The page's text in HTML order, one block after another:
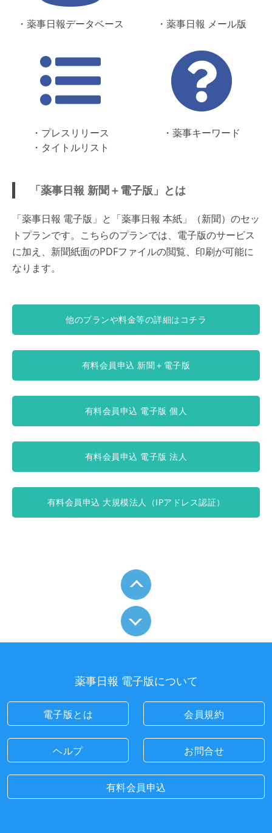
・薬事日報データベース ・薬事日報 メール版
・プレスリリース
・タイトルリスト
・薬事キーワード
「薬事日報 新聞＋電子版」とは
「薬事日報 電子版」と「薬事日報 本紙」（新聞）のセッ
トプランです。こちらのプランでは、電子版のサービス
に加え、新聞紙面のPDFファイルの閲覧、印刷が可能に
なります。
他のプランや料金等の詳細はコチラ
有料会員申込 新聞＋電子版
有料会員申込 電子版 個人
有料会員申込 電子版 法人
有料会員申込 大規模法人（IPアドレス認証）
薬事日報 電子版について
電子版とは 会員規約
ヘルプ お問合せ
有料会員申込